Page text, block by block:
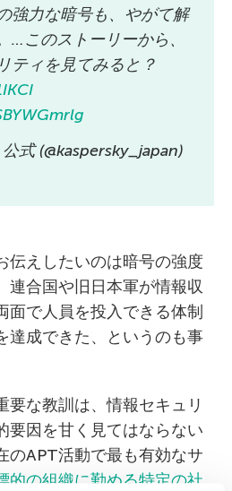
強力な暗号も、やがて解
…このストーリーから、
ティを見てみると？
式 (@kaspersky_japan)
伝えしたいのは暗号の強度
連合国や旧日本軍が情報収
面で人員を投入できる体制
達成できた、というのも事
要な教訓は、情報セキュリ
要因を甘く見てはならない
のAPT活動で最も有効なサ
的の組織に勤める特定の社